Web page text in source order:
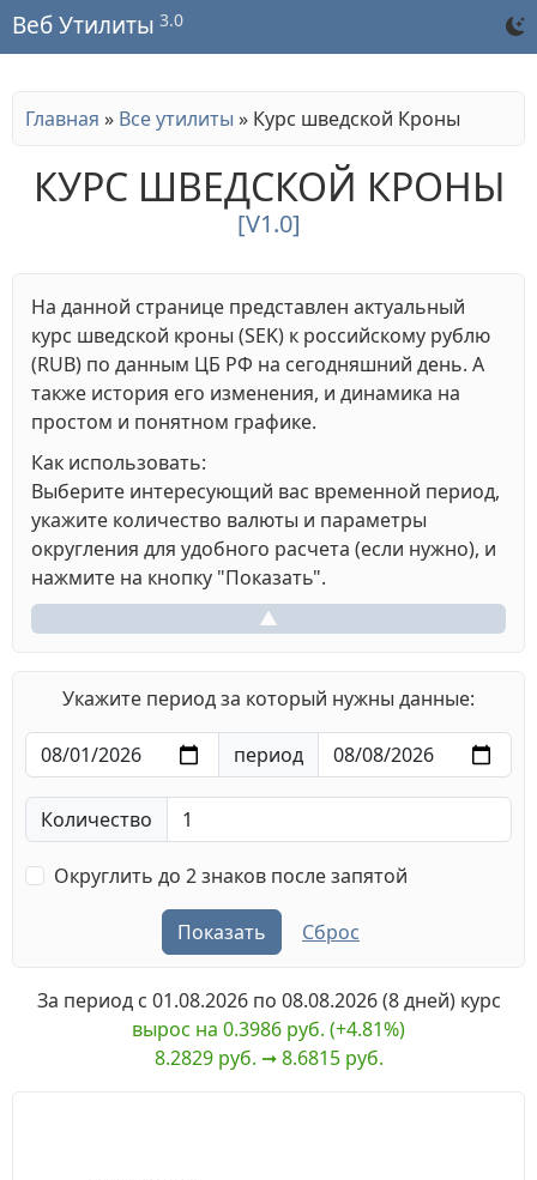
Веб Утилиты 3.0
Главная » Все утилиты » Курс шведской Кроны
КУРС ШВЕДСКОЙ КРОНЫ
[V1.0]
На данной странице представлен актуальный
курс шведской кроны (SEK) к российскому рублю
(RUB) по данным ЦБ РФ на сегодняшний день. А
также история его изменения, и динамика на
простом и понятном графике.
Как использовать:
Выберите интересующий вас временной период,
укажите количество валюты и параметры
округления для удобного расчета (если нужно), и
нажмите на кнопку "Показать".
▲
Укажите период за который нужны данные:
период
Количество
Округлить до 2 знаков после запятой
Показать Сброс
За период с 01.08.2026по 08.08.2026(8 дней) курс
вырос на 0.3986 руб. (+4.81%)
8.2829 руб. ➞︎ 8.6815 руб.